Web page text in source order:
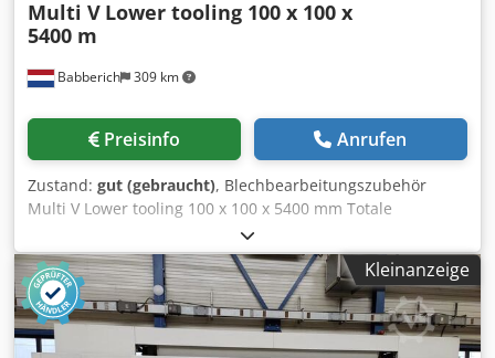
Babberich 309 km
Multi V Lower tooling 100 x 100 x
5400 m
Preisinfo Anrufen
Zustand: gut (gebraucht), Blechbearbeitungszubehör
Multi V Lower tooling 100 x 100 x 5400 mm Totale
Länge:3100mm Totale Breite:75mm Credpfx Aszc Iypsprof
V-Breite: 10 - 20 - 24 - 30 - 40mm Bitte beachten Sie: Die
Informationen auf dieser Seite wurden nach bestem
Wissen undGewissen von uns , und soweit möglich , vom
Hersteller bezogen.Die Informationen werden im guten
Glauben abgegeben, aber die Genauigkeit kann
Kleinanzeige